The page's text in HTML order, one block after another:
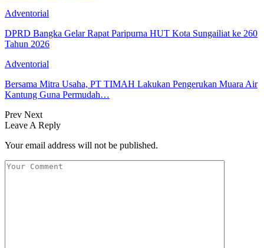
Adventorial
DPRD Bangka Gelar Rapat Paripurna HUT Kota Sungailiat ke 260
Tahun 2026
Adventorial
Bersama Mitra Usaha, PT TIMAH Lakukan Pengerukan Muara Air
Kantung Guna Permudah…
Prev Next
Leave A Reply
Your email address will not be published.